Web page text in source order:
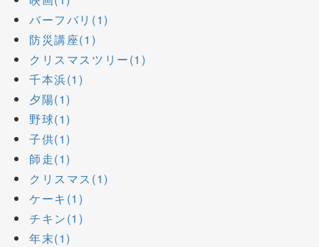
バーフバリ(1)
防災講座(1)
クリスマスツリー(1)
千本浜(1)
夕陽(1)
野球(1)
子供(1)
師走(1)
クリスマス(1)
ケーキ(1)
チキン(1)
年末(1)